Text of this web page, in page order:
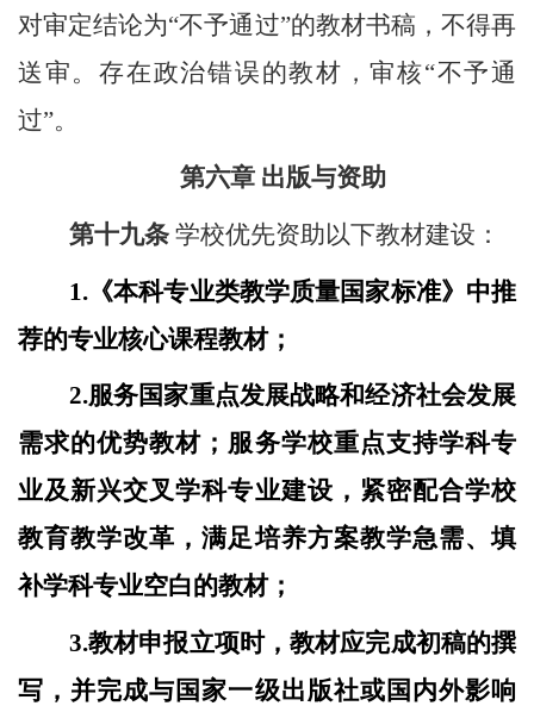
对审定结论为“不予通过”的教材书稿，不得再
送审。存在政治错误的教材，审核“不予通
过”。
第六章 出版与资助
第十九条 学校优先资助以下教材建设：
1. 《本科专业类教学质量国家标准》中推
荐的专业核心课程教材；
2.服务国家重点发展战略和经济社会发展
需求的优势教材；服务学校重点支持学科专
业及新兴交叉学科专业建设，紧密配合学校
教育教学改革，满足培养方案教学急需、填
补学科专业空白的教材；
3.教材申报立项时，教材应完成初稿的撰
写，并完成与国家一级出版社或国内外影响